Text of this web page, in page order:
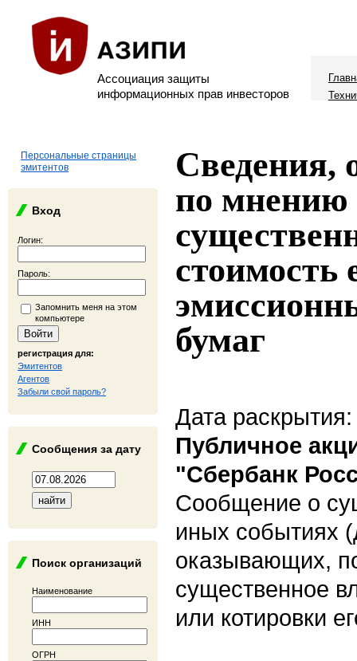
Ассоциация защиты
информационных прав инвесторов
Персональные страницы
эмитентов
Вход
Логин:
Пароль:
Запомнить меня на этом
компьютере
регистрация для:
Эмитентов
Агентов
Забыли свой пароль?
Сообщения за дату
Поиск организаций
Наименование
ИНН
ОГРН
Сведения,
по мнению
стоимость
бумаг
Дата
Публичное
"Сбербанк
Сообщение о
иных событиях
оказывающих,
существенное
или котировки